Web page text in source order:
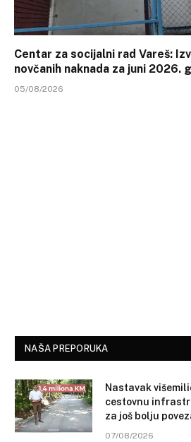
Centar za socijalni rad Vareš:
novčanih naknada za juni 2026.
05/08/2026
NAŠA PREPORUKA
Nastavak
cestovnu
za još bolju
07/08/2026